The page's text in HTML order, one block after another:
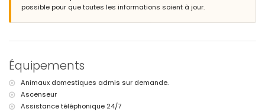
l'appartement)
l'appartement)
transports publics à proximité : bus à moins de 100 mètres
veuillez consulter pour savoir si les animaux de compagnie sont
autorisés
L'immeuble où se trouve l'hébergement est équipé d'un ascenseur.
L'hébergement convient particulièrement aux familles avec enfants
possible pour que toutes les informations soient à jour.
Équipements
Animaux domestiques admis sur demande.
Ascenseur
Assistance téléphonique 24/7